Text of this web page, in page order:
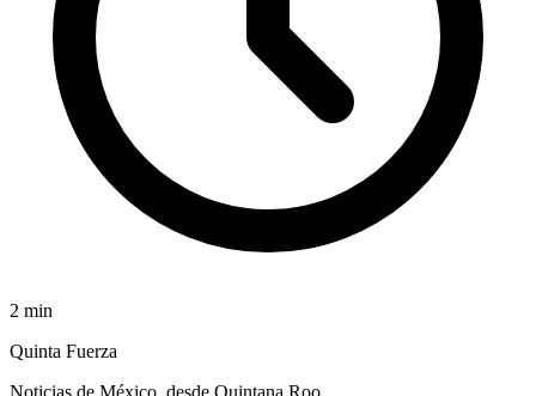
2 min
Quinta Fuerza